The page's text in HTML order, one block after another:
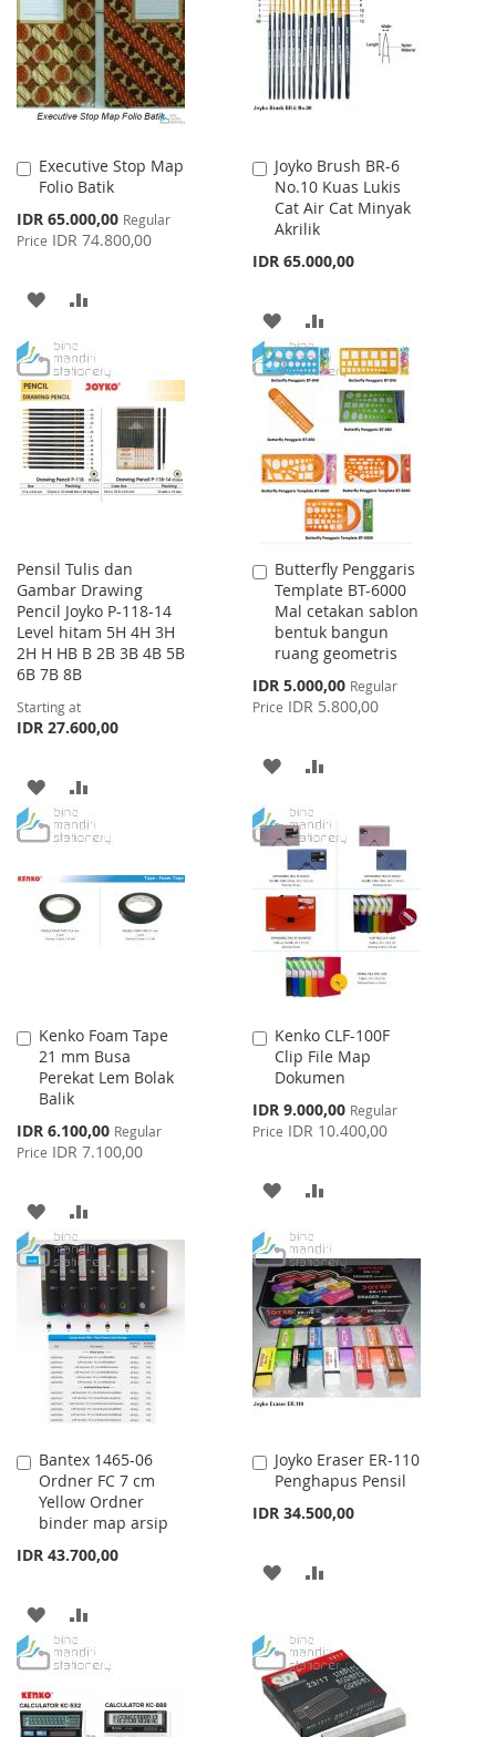
LIST
Executive Stop Map
Folio Batik
Special
Price
IDR 65.000,00 Regular
Price IDR 74.800,00
Add
to
Cart
ADD
WISH
LIST
COMPARE
Joyko Brush BR-6
No.10 Kuas Lukis
Cat Air Cat Minyak
Akrilik
IDR 65.000,00
Add
to
Cart
ADD
TO
WISH
LIST
TO
COMPARE
Pensil Tulis dan
Gambar Drawing
Pencil Joyko P-118-14
Level hitam 5H 4H 3H
2H H HB B 2B 3B 4B 5B
6B 7B 8B
Starting at
IDR 27.600,00
ADD
TO
LIST
TO
Butterfly Penggaris
Template BT-6000
Mal cetakan sablon
bentuk bangun
ruang geometris
Special
Price
IDR 5.000,00 Regular
Price IDR 5.800,00
Add
to
Cart
ADD
WISH
LIST
COMPARE
Kenko Foam Tape
21 mm Busa
Perekat Lem Bolak
Balik
Special
Price
IDR 6.100,00 Regular
Price IDR 7.100,00
Add
to
Cart
ADD
TO
WISH
LIST
TO
COMPARE
Kenko CLF-100F
Clip File Map
Dokumen
Special
Price
IDR 9.000,00 Regular
Price IDR 10.400,00
Add
to
Cart
ADD
WISH
LIST
COMPARE
Bantex 1465-06
Ordner FC 7 cm
Yellow Ordner
binder map arsip
IDR 43.700,00
Add
to
Cart
ADD
TO
WISH
LIST
TO
Joyko Eraser ER-110
Penghapus Pensil
IDR 34.500,00
Add
to
Cart
ADD
WISH
LIST
COMPARE